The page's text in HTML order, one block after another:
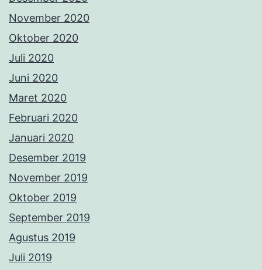
November 2020
Oktober 2020
Juli 2020
Juni 2020
Maret 2020
Februari 2020
Januari 2020
Desember 2019
November 2019
Oktober 2019
September 2019
Agustus 2019
Juli 2019